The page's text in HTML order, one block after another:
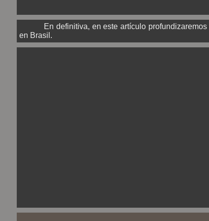
En definitiva, en este artículo profundizaremos
en Brasil.